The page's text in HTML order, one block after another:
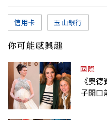
信用卡 玉山銀行
你可能感興趣
國際
《奧
子開口